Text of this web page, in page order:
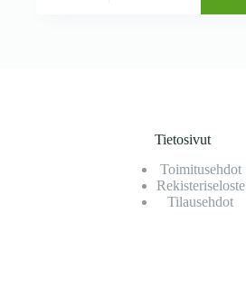
Tietosivut
Toimitusehdot
Rekisteriseloste
Tilausehdot